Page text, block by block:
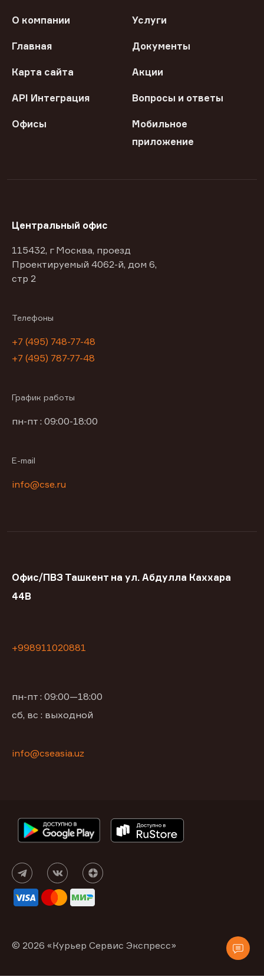
О компании Услуги
Главная Документы
Карта сайта Акции
API Интеграция Вопросы и ответы
Офисы
Мобильное
приложение
Центральный офис
115432, г Москва, проезд
Проектируемый 4062-й, дом 6,
стр 2
Телефоны
+7 (495) 748-77-48
+7 (495) 787-77-48
График работы
пн-пт : 09:00-18:00
E-mail
info@cse.ru
Офис/ПВЗ Ташкент на ул. Абдулла Каххара
44В
+998911020881
пн-пт : 09:00—18:00
сб, вс : выходной
info@cseasia.uz
© 2026 «Курьер Сервис Экспресс»